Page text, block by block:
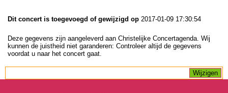
Dit concert is toegevoegd of gewijzigd op 2017-01-09 17:30:54
Deze gegevens zijn aangeleverd aan Christelijke Concertagenda. Wij
kunnen de juistheid niet garanderen: Controleer altijd de gegevens
voordat u naar het concert gaat.